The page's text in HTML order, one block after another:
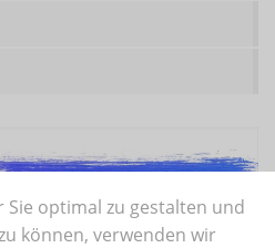
optimal zu gestalten und
können, verwenden wir